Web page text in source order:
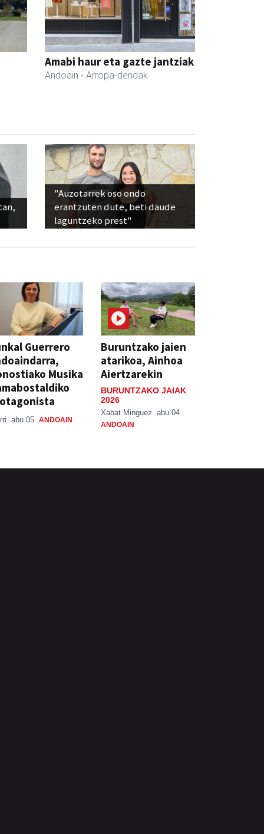
Amabi haur eta gazte jantziak
Andoain - Arropa-dendak
"Auzotarrek oso ondo
erantzuten dute, beti daude
laguntzeko prest"
Guerrero
Musika
abu 05 ANDOAIN
Buruntzako jaien
atarikoa, Ainhoa
Aiertzarekin
BURUNTZAKO JAIAK
2026
Xabat Minguez abu 04
ANDOAIN